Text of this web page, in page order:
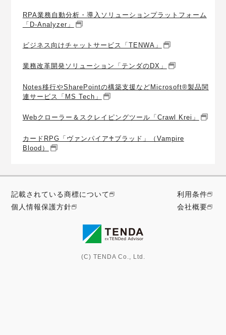
RPA業務自動分析・導入ソリューションプラットフォーム
「D-Analyzer」
ビジネス向けチャットサービス「TENWA」
業務改革開発ソリューション「テンダのDX」
Notes移行やSharePointの構築支援などMicrosoft®製品関
連サービス「MS Tech」
Webクローラー＆スクレイピングツール「Crawl Krei」
カードRPG「ヴァンパイア♰ブラッド」（Vampire
Blood）
(C) TENDA Co., Ltd.
記載されている商標について
利用条件
個人情報保護方針
会社概要